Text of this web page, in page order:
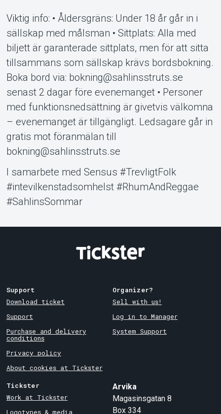
Viktig info: • Åldersgräns: Under 18 år går in i
sällskap med målsman • Sittplats: Alla med
biljett är garanterade sittplats, men för att sitta
tillsammans som sällskap krävs bordsbokning.
Boka bord via: bokning@sahlinsstruts.se
senast 2 dagar före evenemanget • Personer
med funktionsnedsättning är givetvis välkomna
– evenemanget är tillgängligt. Ledsagare går in
gratis mot föranmälan till
bokning@sahlinsstruts.se
I samarbete med Sensus #TrevligtFolk
#intevilkenstadsomhelst #RhumAndReggae
#SahlinsSommar
Support
Download ticket
Support
Purchase and delivery
conditions
Privacy policy
About cookies at Tickster
Organizer?
Sell with us!
Log in to Manager
System Support
Tickster
Work at Tickster
Logotypes & media
Arvika
Magasinsgatan 8
Box 334